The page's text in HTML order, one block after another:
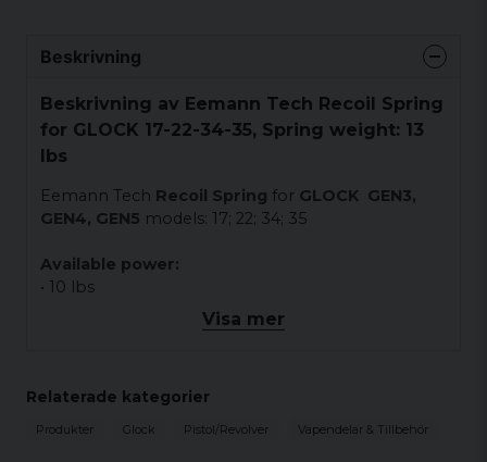
Beskrivning
Beskrivning av Eemann Tech Recoil Spring
for GLOCK 17-22-34-35, Spring weight: 13
lbs
Eemann Tech Recoil Spring for GLOCK GEN3,
GEN4, GEN5 models: 17; 22; 34; 35
Available power:
• 10 lbs
•15 lbs
• 16 lbs
Visa mer
Relaterade kategorier
Produkter Glock Pistol/Revolver Vapendelar & Tillbehör